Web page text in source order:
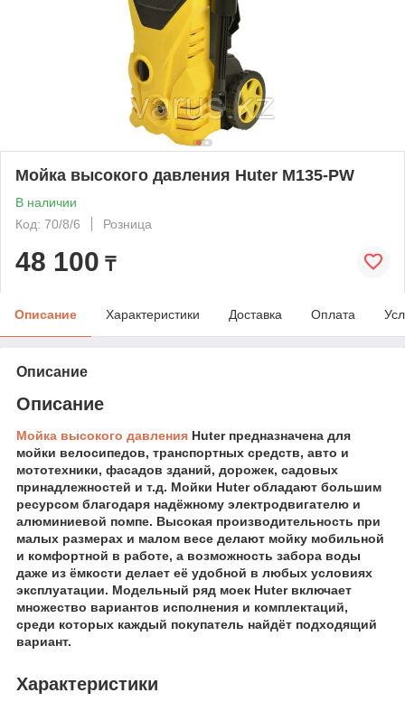
Мойка высокого давления Huter M135-PW
В наличии
Код: 70/8/6
Розница
48 100 ₸
Описание Характеристики Доставка Оплата
Описание
Описание
Мойка высокого давления Huter предназначена для
мойки велосипедов, транспортных средств, авто и
мототехники, фасадов зданий, дорожек, садовых
принадлежностей и т.д. Мойки Huter обладают большим
ресурсом благодаря надёжному электродвигателю и
алюминиевой помпе. Высокая производительность при
малых размерах и малом весе делают мойку мобильной
и комфортной в работе, а возможность забора воды
даже из ёмкости делает её удобной в любых условиях
эксплуатации. Модельный ряд моек Huter включает
множество вариантов исполнения и комплектаций,
среди которых каждый покупатель найдёт подходящий
вариант.
Характеристики